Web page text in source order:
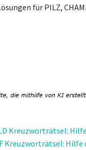
für PILZ,
Kreuzworträtsel:
Kreuzworträtsel: Hilfe